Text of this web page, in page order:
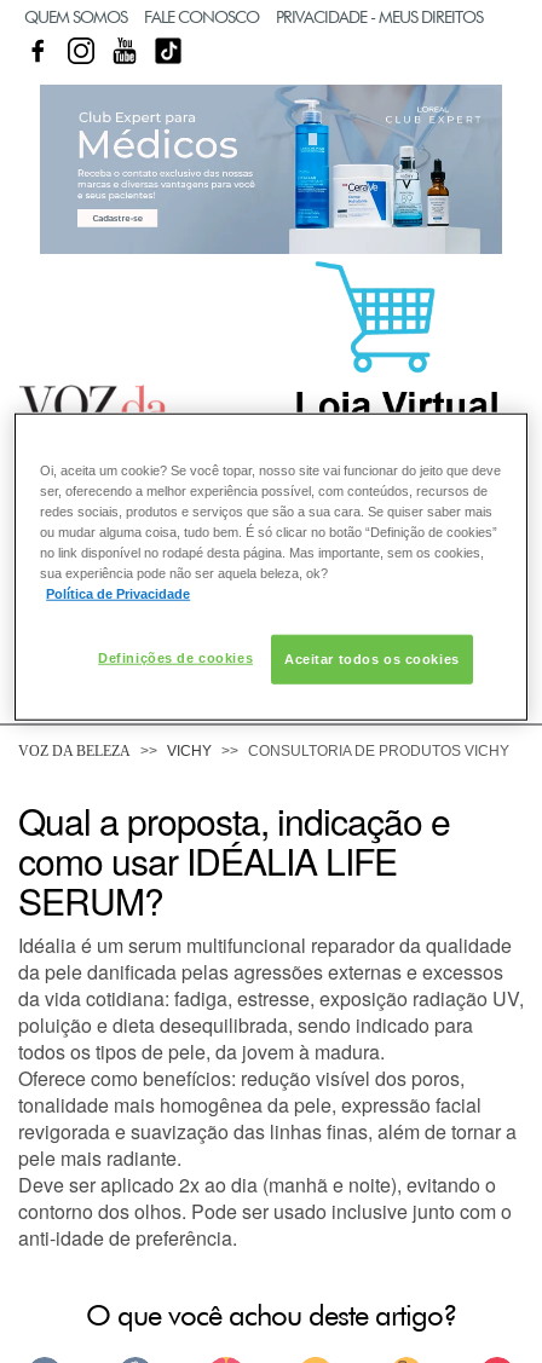
QUEM SOMOS FALE CONOSCO PRIVACIDADE - MEUS DIREITOS
FACEBOOKINSTAGRAM
YOUTUBE
COMO POSSO AJUDAR? DÚVIDAS SOBRE:
DESODORANTE
DERMACLUB
CONSULTORIA DE PRODUTOS VICHY
VOZ DA BELEZA VICHY CONSULTORIA DE PRODUTOS VICHY
Qual a proposta, indicação e
como usar IDÉALIA LIFE
SERUM?
Idéalia é um serum multifuncional reparador da qualidade
da pele danificada pelas agressões externas e excessos
da vida cotidiana: fadiga, estresse, exposição radiação UV,
poluição e dieta desequilibrada, sendo indicado para
todos os tipos de pele, da jovem à madura.
Oferece como benefícios: redução visível dos poros,
tonalidade mais homogênea da pele, expressão facial
revigorada e suavização das linhas finas, além de tornar a
pele mais radiante.
Deve ser aplicado 2x ao dia (manhã e noite), evitando o
contorno dos olhos. Pode ser usado inclusive junto com o
anti-idade de preferência.
O que você achou deste artigo?
Oi, aceita um cookie? Se você topar, nosso site vai funcionar do jeito que deve
ser, oferecendo a melhor experiência possível, com conteúdos, recursos de
redes sociais, produtos e serviços que são a sua cara. Se quiser saber mais
ou mudar alguma coisa, tudo bem. É só clicar no botão “Definição de cookies”
no link disponível no rodapé desta página. Mas importante, sem os cookies,
sua experiência pode não ser aquela beleza, ok?
Política de Privacidade
Definições de cookies Aceitar todos os cookies